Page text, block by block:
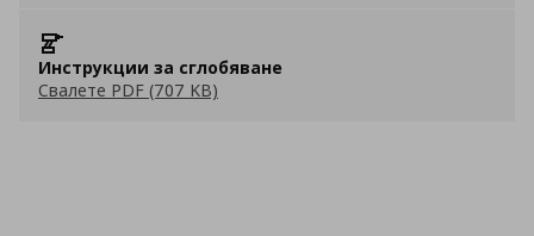
Инструкции за сглобяване
Свалете PDF (707 KB)